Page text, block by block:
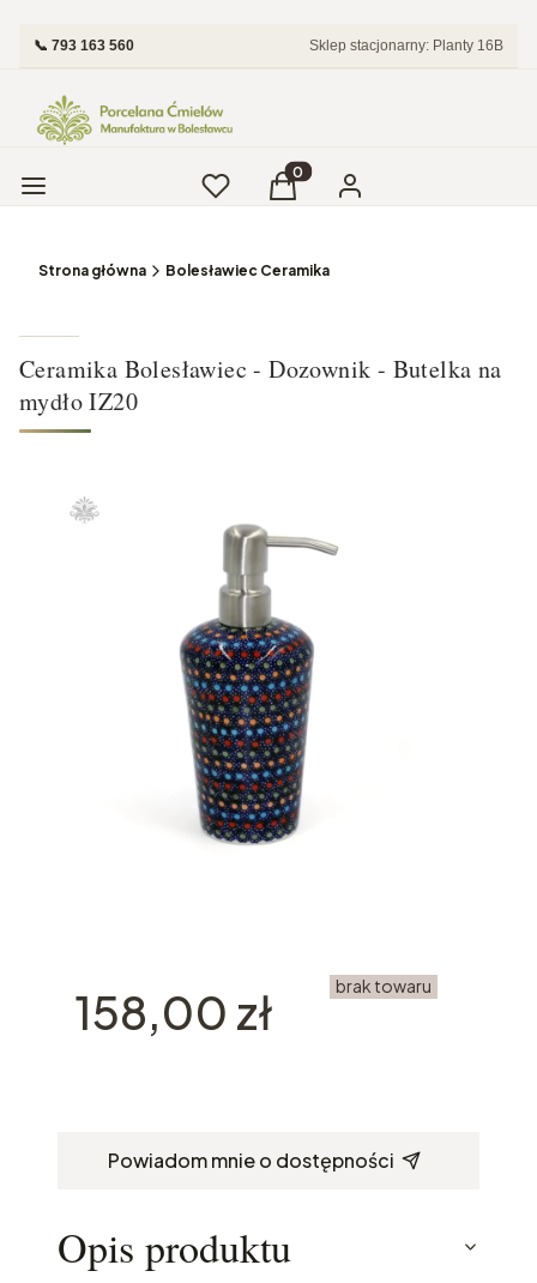
📞 793 163 560 Sklep stacjonarny: Planty 16B
Menu UlubioneProdukty w koszyku: 0.
Koszyk Zaloguj się
Strona główna Bolesławiec Ceramika
Ceramika Bolesławiec - Dozownik - Butelka na
mydło IZ20
Cena
158,00 zł brak towaru
Powiadom mnie o dostępności
Opis produktu